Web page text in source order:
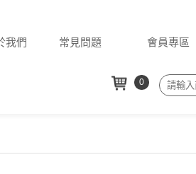
我們 常見問題 會員專區
0